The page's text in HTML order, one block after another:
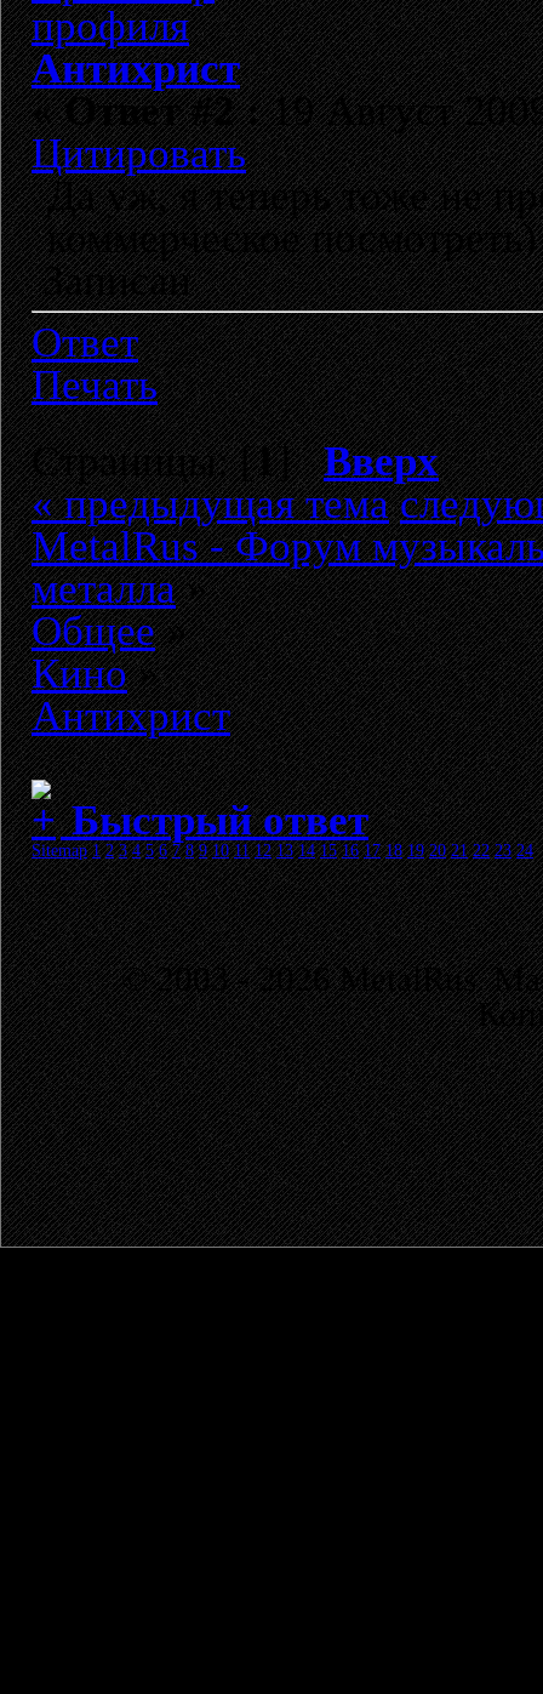
Антихрист
«Ответ #2 :19 Август
Цитировать
Да уж, я теперь тоже не
коммерческое
Записан
Ответ
Печать
Страницы: [1]Вверх
« предыдущая тема
MetalRus - Форум
металла»
Общее»
Кино»
Антихрист
Быстрый ответ
Sitemap 1 2 3 4 5 6 7 8 9 10 11 12 13 14 15 16 17 18 19 20 21 22 23 24
© 2003 - 2026 MetalRus.